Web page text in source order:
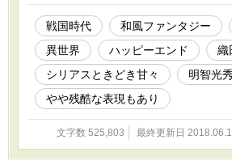
なる――。 美夜は16歳、信長も16歳。 信長
ばかりの日々。 でも、事前情報大うつけのは
にとても優しく、身代わりなのに愛されまく
にヒロインの心は信長に傾いていくが、自
大きくなっていく信長への思いと、信長を欺
感の狭間で、ヒロインはどのような決断を下
は――。 ※2018年6月10日に完結しました！
ベルズさんでも掲載を始めました！
戦国時代 和風ファンタジー
異世界
ハッピーエンド 織
シリアスときどき甘々
明智光秀
やや残酷な表現もあり
文字数 525,803 最終更新日